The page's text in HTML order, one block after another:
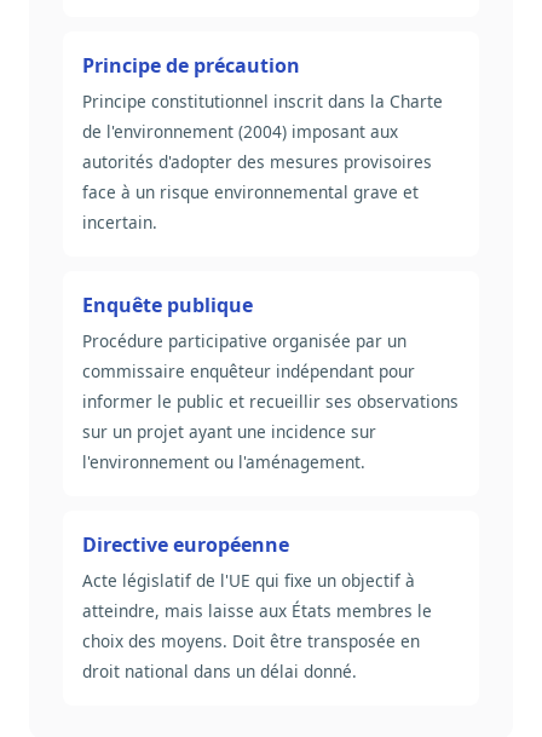
Principe de précaution
Principe constitutionnel inscrit dans la Charte
de l'environnement (2004) imposant aux
autorités d'adopter des mesures provisoires
face à un risque environnemental grave et
incertain.
Enquête publique
Procédure participative organisée par un
commissaire enquêteur indépendant pour
informer le public et recueillir ses observations
sur un projet ayant une incidence sur
l'environnement ou l'aménagement.
Directive européenne
Acte législatif de l'UE qui fixe un objectif à
atteindre, mais laisse aux États membres le
choix des moyens. Doit être transposée en
droit national dans un délai donné.